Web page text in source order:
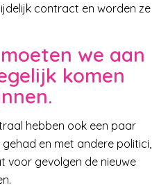
contract en worden ze
we aan
komen
hebben ook een paar
en met andere politici,
voor gevolgen de nieuwe